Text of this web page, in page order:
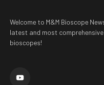
Welcome to M&M Bioscope
latest and most
bioscopes!
u